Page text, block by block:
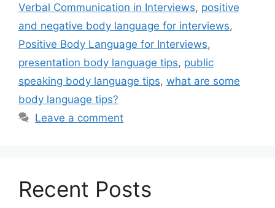
Verbal Communication in Interviews, positive
and negative body language for interviews,
Positive Body Language for Interviews,
presentation body language tips, public
speaking body language tips, what are some
body language tips?
Leave a comment
Recent Posts